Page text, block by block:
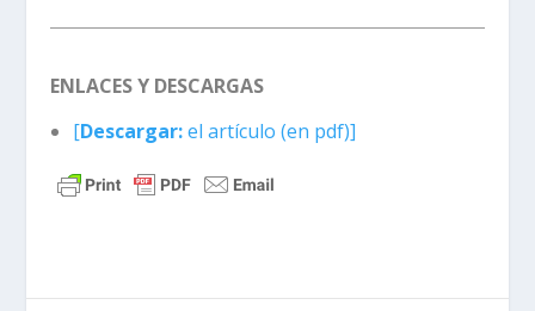
ENLACES Y DESCARGAS
[Descargar:el artículo (en pdf)]